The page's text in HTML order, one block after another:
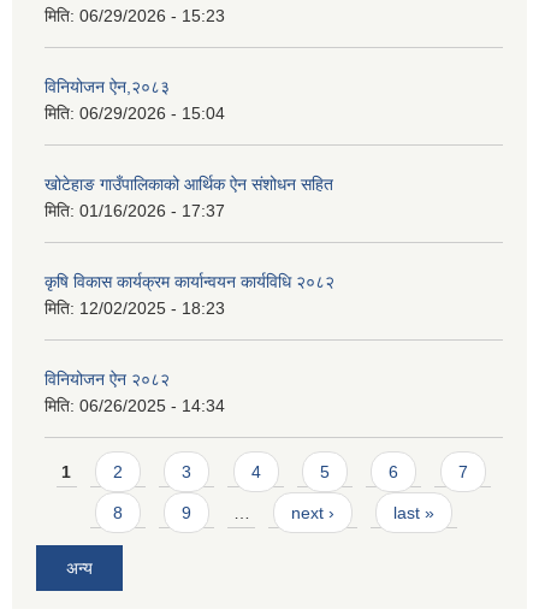
मिति: 06/29/2026 - 15:23
विनियोजन ऐन,२०८३
मिति: 06/29/2026 - 15:04
खोटेहाङ गाउँपालिकाको आर्थिक ऐन संशोधन सहित
मिति: 01/16/2026 - 17:37
कृषि विकास कार्यक्रम कार्यान्वयन कार्यविधि २०८२
मिति: 12/02/2025 - 18:23
विनियोजन ऐन २०८२
मिति: 06/26/2025 - 14:34
Pages
1 2 3 4 5 6 7
8 9 next › last »
अन्य